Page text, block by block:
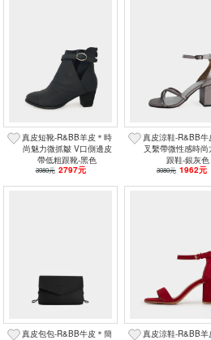
真皮短靴-R&BB羊皮＊時
尚魅力微抓皺 V口側邊皮
帶低粗跟靴-黑色
3980元 2797元
真皮涼鞋-R&BB牛
叉繫帶微性感時尚
跟鞋-銀灰色
3080元 1962元
真皮包包-R&BB牛皮＊簡
真皮涼鞋-R&BB羊